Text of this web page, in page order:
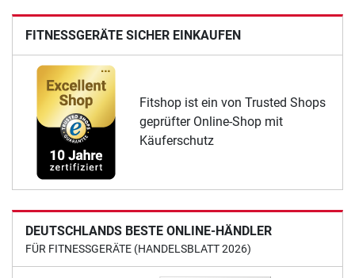
FITNESSGERÄTE SICHER EINKAUFEN
Fitshop ist ein von Trusted Shops
geprüfter Online-Shop mit
Käuferschutz
DEUTSCHLANDS BESTE ONLINE-HÄNDLER
FÜR FITNESSGERÄTE (HANDELSBLATT 2026)